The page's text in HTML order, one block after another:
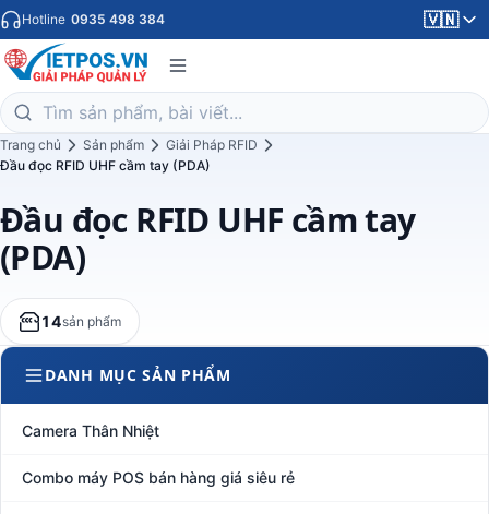
Hotline 0935 498 384 🇻🇳
Trang chủ Sản phẩm
Giải Pháp RFID
Đầu đọc RFID UHF cầm tay (PDA)
Đầu đọc RFID UHF cầm tay
(PDA)
14sản phẩm
DANH MỤC SẢN PHẨM
Camera Thân Nhiệt
Combo máy POS bán hàng giá siêu rẻ